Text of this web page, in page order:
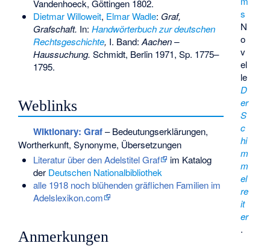
s
N
o
v
el
le
D
er
S
c
hi
m
m
el
re
it
er
.
Vandenhoeck, Göttingen 1802.
Dietmar Willoweit, Elmar Wadle: Graf,
Grafschaft. In: Handwörterbuch zur deutschen
Rechtsgeschichte, I. Band: Aachen –
Haussuchung. Schmidt, Berlin 1971, Sp. 1775–
1795.
Weblinks
Wiktionary: Graf– Bedeutungserklärungen,
Wortherkunft, Synonyme, Übersetzungen
Literatur über den Adelstitel Graf
im Katalog
der Deutschen Nationalbibliothek
alle 1918 noch blühenden gräflichen Familien im
Adelslexikon.com
Anmerkungen